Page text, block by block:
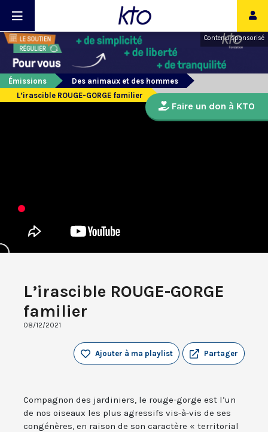
Contenu sponsorisé
Émissions
Des animaux et des hommes
L’irascible ROUGE-GORGE familier
L’irascible ROUGE-GORGE
familier
08/12/2021
Partager
Ajouter à ma playlist
Compagnon des jardiniers, le rouge-gorge est l’un
de nos oiseaux les plus agressifs vis-à-vis de ses
congénères, en raison de son caractère « territorial
Faire un don à KTO